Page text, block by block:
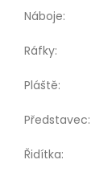
Náboje:
Ráfky:
Pláště:
Představec:
Řidítka: